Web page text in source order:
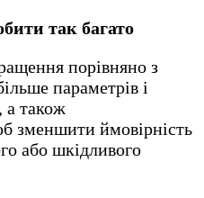
так багато
порівняно з
параметрів і
а також
зменшити ймовірність
або шкідливого